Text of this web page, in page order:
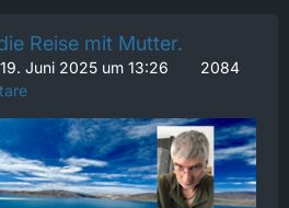
Reise mit Mutter.
19. Juni 2025 um 13:26
2084